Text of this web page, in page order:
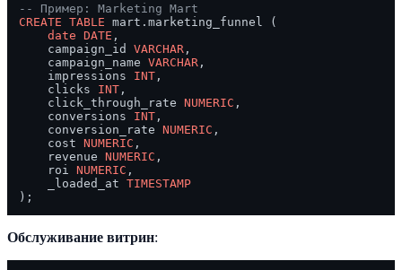
-- Пример: Marketing Mart
CREATE TABLE mart.marketing_funnel (
date DATE ,
    campaign_id
VARCHAR ,
    campaign_name
VARCHAR ,
    impressions
INT ,
    clicks
INT ,
    click_through_rate
NUMERIC ,
    conversions
INT ,
    conversion_rate
NUMERIC ,
    cost
NUMERIC ,
    revenue
NUMERIC ,
    roi
NUMERIC ,
    _loaded_at
TIMESTAMP
Обслуживание витрин: